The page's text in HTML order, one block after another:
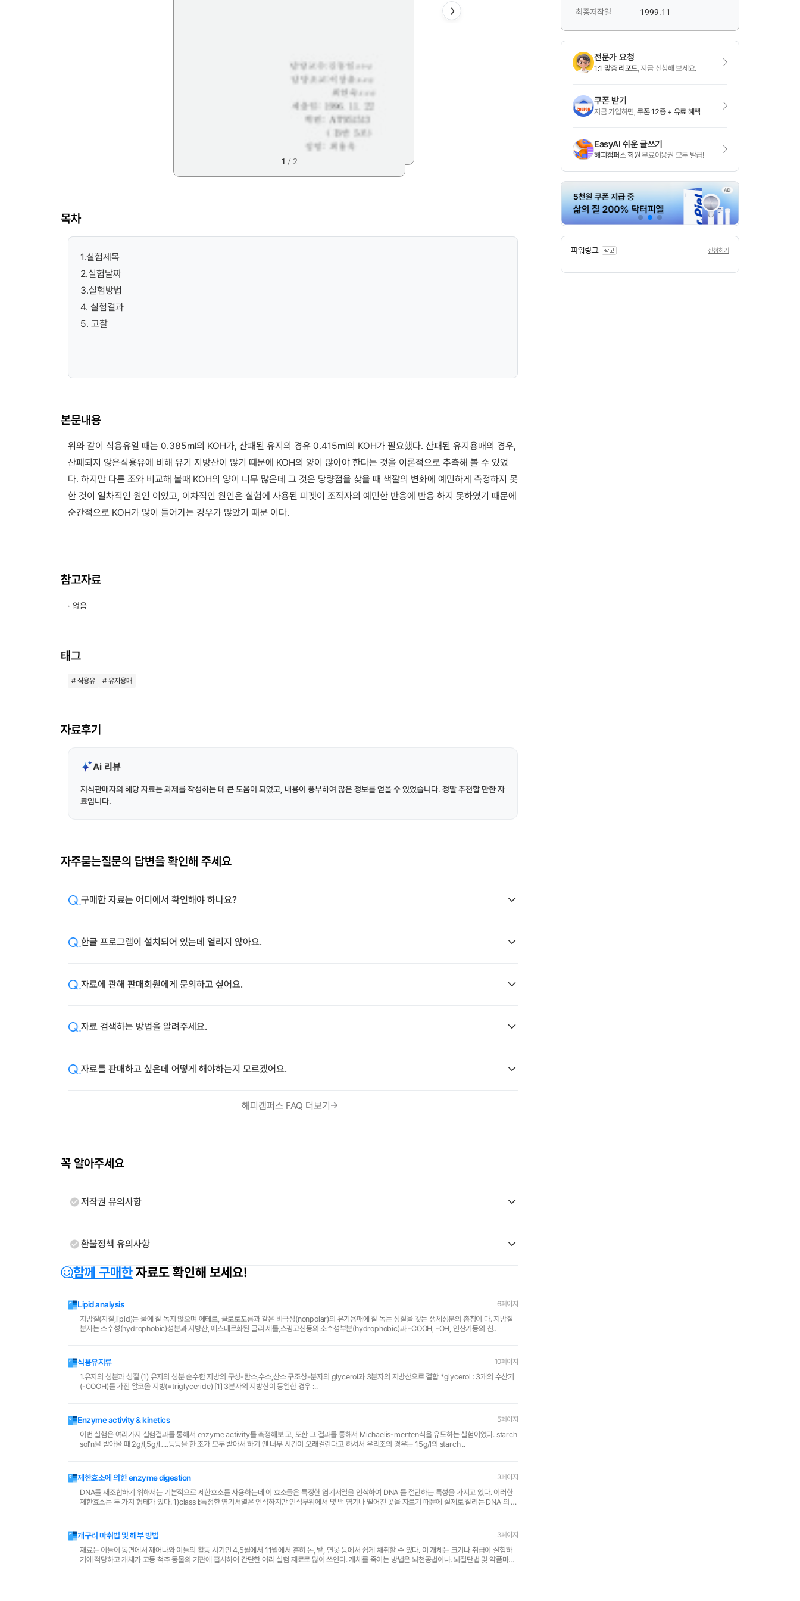
1 / 2
목차
1.실험제목
2.실험날짜
3.실험방법
4. 실험결과
5. 고찰
본문내용
위와 같이 식용유일 때는 0.385ml의 KOH가, 산패된 유지의 경유 0.415ml의 KOH가 필요했다. 산패된 유지용매의 경우,
산패되지 않은식용유에 비해 유기 지방산이 많기 때문에 KOH의 양이 많아야 한다는 것을 이론적으로 추측해 볼 수 있었
다. 하지만 다른 조와 비교해 볼때 KOH의 양이 너무 많은데 그 것은 당량점을 찾을 때 색깔의 변화에 예민하게 측정하지 못
한 것이 일차적인 원인 이었고, 이차적인 원인은 실험에 사용된 피펫이 조작자의 예민한 반응에 반응 하지 못하였기 때문에
순간적으로 KOH가 많이 들어가는 경우가 많았기 때문 이다.
참고자료
· 없음
태그
# 식용유 # 유지용매
자료후기
Ai 리뷰
지식판매자의 해당 자료는 과제를 작성하는 데 큰 도움이 되었고, 내용이 풍부하여 많은 정보를 얻을 수 있었습니다. 정말 추천할 만한 자
료입니다.
자주묻는질문의 답변을 확인해 주세요
구매한 자료는 어디에서 확인해야 하나요?
한글 프로그램이 설치되어 있는데 열리지 않아요.
자료에 관해 판매회원에게 문의하고 싶어요.
자료 검색하는 방법을 알려주세요.
자료를 판매하고 싶은데 어떻게 해야하는지 모르겠어요.
해피캠퍼스 FAQ 더보기
꼭 알아주세요
저작권 유의사항
환불정책 유의사항
함께 구매한자료도 확인해 보세요!
Lipid analysis 6페이지
지방질(지질,lipid)는 물에 잘 녹지 않으며 에테르, 클로로포름과 같은 비극성(nonpolar)의 유기용매에 잘 녹는 성질을 갖는 생체성분의 총칭이 다. 지방질
분자는 소수성(hydrophobic)성분과 지방산, 에스테르화된 글리 세롤,스핑고신등의 소수성부분(hydrophobic)과 -COOH, -OH, 인산기등의 친..
식용유지류 10페이지
1.유지의 성분과 성질 (1) 유지의 성분 순수한 지방의 구성-탄소,수소,산소 구조상-분자의 glycerol과 3분자의 지방산으로 결합 *glycerol : 3개의 수산기
(-COOH)를 가진 알코올 지방(=triglyceride) [1] 3분자의 지방산이 동일한 경우 :..
Enzyme activity & kinetics 5페이지
이번 실험은 여러가지 실험결과를 통해서 enzyme activity를 측정해보 고, 또한 그 결과를 통해서 Michaelis-menten식을 유도하는 실험이었다. starch
sol'n을 받아올 때 2g/l,5g/l.....등등을 한 조가 모두 받아서 하기 엔 너무 시간이 오래걸린다고 하셔서 우리조의 경우는 15g/l의 starch ..
제한효소에 의한 enzyme digestion 3페이지
DNA를 재조합하기 위해서는 기본적으로 제한효소를 사용하는데 이 효소들은 특정한 염기서열을 인식하여 DNA 를 절단하는 특성을 가지고 있다. 이러한
제한효소는 두 가지 형태가 있다. 1)class I:특정한 염기서열은 인식하지만 인식부위에서 몇 백 염기나 떨어진 곳을 자르기 때문에 실제로 잘리는 DNA 의 부
개구리 마취법 및 해부 방법 3페이지
재료는 이들이 동면에서 깨어나와 이들의 활동 시기인 4,5월에서 11월에서 흔히 논, 밭, 연못 등에서 쉽게 채취할 수 있다. 이 개체는 크기나 취급이 실험하
기에 적당하고 개체가 고등 척추 동물의 기관에 흡사하여 간단한 여러 실험 재료로 많이 쓰인다. 개체를 죽이는 방법은 뇌천공법이나. 뇌절단법 및 약품마취
최종저작일 1999.11
전문가 요청
1:1 맞춤 리포트, 지금 신청해 보세요.
쿠폰 받기
지금 가입하면,쿠폰 12종 + 유료 혜택
EasyAI 쉬운 글쓰기
해피캠퍼스 회원 무료이용권 모두 발급!
신청하기